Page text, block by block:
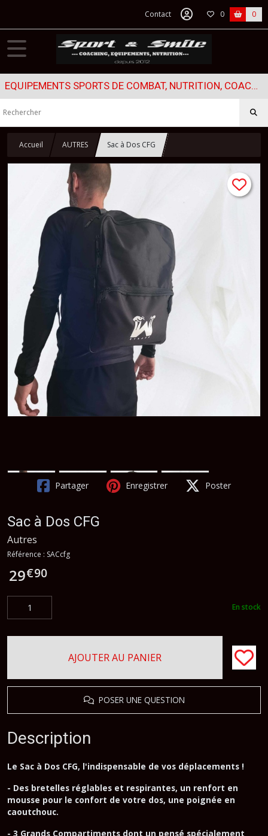
Contact 0 0
EQUIPEMENTS SPORTS DE COMBAT, NUTRITION, COACHING...
Accueil AUTRES Sac à Dos CFG
Partager Enregistrer Poster
Sac à Dos CFG
Autres
Référence : SACcfg
29€90
En stock
AJOUTER AU PANIER
POSER UNE QUESTION
Description
Le Sac à Dos CFG, l'indispensable de vos déplacements !
- Des bretelles réglables et respirantes, un renfort en
mousse pour le confort de votre dos, une poignée en
caoutchouc.
- 3 Grands Compartiments dont un pensé spécialement